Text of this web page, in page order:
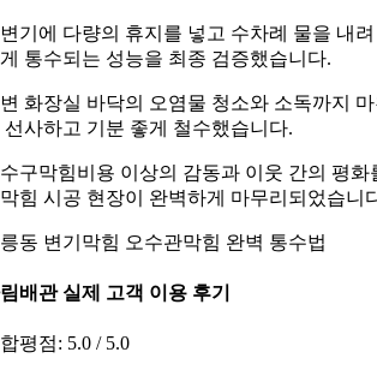
기에 다량의 휴지를 넣고 수차례 물을 내
통수되는 성능을 최종 검증했습니다.
화장실 바닥의 오염물 청소와 소독까지
선사하고 기분 좋게 철수했습니다.
구막힘비용 이상의 감동과 이웃 간의 평
힘 시공 현장이 완벽하게 마무리되었습니
동 변기막힘 오수관막힘 완벽 통수법
배관 실제 고객 이용 후기
평점: 5.0 / 5.0